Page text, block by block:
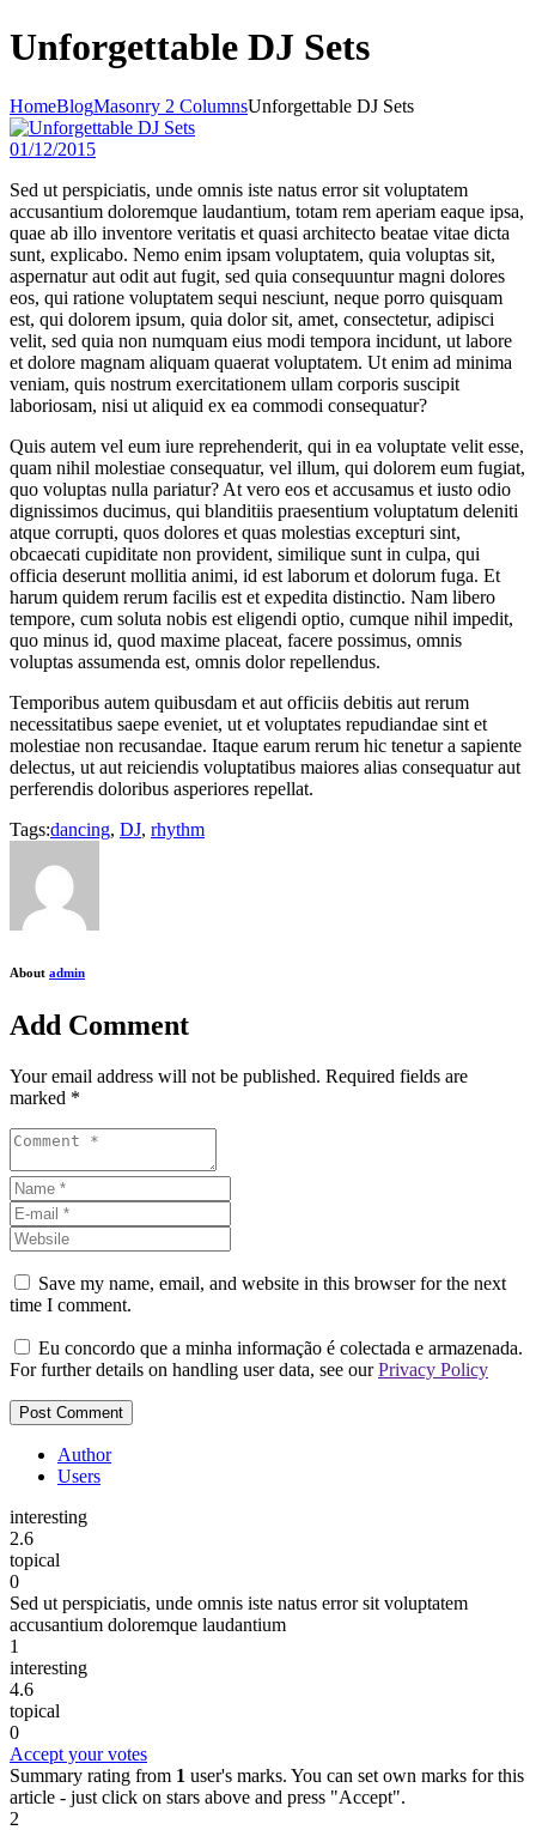
Unforgettable DJ Sets
HomeBlogMasonry 2 ColumnsUnforgettable DJ Sets
01/12/2015
Sed ut perspiciatis, unde omnis iste natus error sit voluptatem
accusantium doloremque laudantium, totam rem aperiam eaque ipsa,
quae ab illo inventore veritatis et quasi architecto beatae vitae dicta
sunt, explicabo. Nemo enim ipsam voluptatem, quia voluptas sit,
aspernatur aut odit aut fugit, sed quia consequuntur magni dolores
eos, qui ratione voluptatem sequi nesciunt, neque porro quisquam
est, qui dolorem ipsum, quia dolor sit, amet, consectetur, adipisci
velit, sed quia non numquam eius modi tempora incidunt, ut labore
et dolore magnam aliquam quaerat voluptatem. Ut enim ad minima
veniam, quis nostrum exercitationem ullam corporis suscipit
laboriosam, nisi ut aliquid ex ea commodi consequatur?
Quis autem vel eum iure reprehenderit, qui in ea voluptate velit esse,
quam nihil molestiae consequatur, vel illum, qui dolorem eum fugiat,
quo voluptas nulla pariatur? At vero eos et accusamus et iusto odio
dignissimos ducimus, qui blanditiis praesentium voluptatum deleniti
atque corrupti, quos dolores et quas molestias excepturi sint,
obcaecati cupiditate non provident, similique sunt in culpa, qui
officia deserunt mollitia animi, id est laborum et dolorum fuga. Et
harum quidem rerum facilis est et expedita distinctio. Nam libero
tempore, cum soluta nobis est eligendi optio, cumque nihil impedit,
quo minus id, quod maxime placeat, facere possimus, omnis
voluptas assumenda est, omnis dolor repellendus.
Temporibus autem quibusdam et aut officiis debitis aut rerum
necessitatibus saepe eveniet, ut et voluptates repudiandae sint et
molestiae non recusandae. Itaque earum rerum hic tenetur a sapiente
delectus, ut aut reiciendis voluptatibus maiores alias consequatur aut
perferendis doloribus asperiores repellat.
Tags:dancing, DJ, rhythm
About admin
Add Comment
Your email address will not be published. Required fields are
marked *
Save my name, email, and website in this browser for the next
time I comment.
Eu concordo que a minha informação é colectada e armazenada.
For further details on handling user data, see ourPrivacy Policy
Author
Users
interesting
2.6
topical
0
Sed ut perspiciatis, unde omnis iste natus error sit voluptatem
accusantium doloremque laudantium
1
interesting
4.6
topical
0
Accept your votes
Summary rating from 1 user's marks. You can set own marks for this
article - just click on stars above and press "Accept".
2